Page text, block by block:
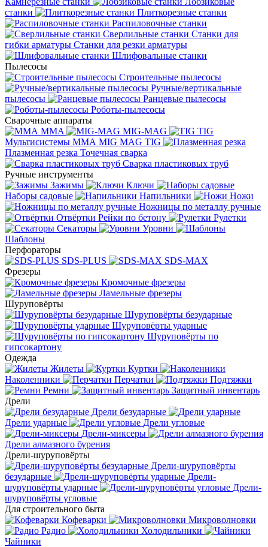
станки
Плиткорезные станки
Распиловочные станки
Сверлильные станки Станки для
гибки арматуры Станки для резки арматуры
Шлифовальные станки
Пылесосы
Строительные пылесосы
Ручные/вертикальные
пылесосы
Ранцевые пылесосы
Роботы-пылесосы
Сварочные аппараты
MMA
MIG-MAG
TIG
Мультисистемы ММА MIG MAG TIG
Плазменная резка Точечная сварка
Cварка пластиковых труб
Ручные инструменты
Зажимы
Ключи
Наборы садовые
Напильники
Ножи
Ножницы по металлу ручные
Отвёртки Рейки по бетону
Рулетки
Секаторы
Уровни
Шаблоны
Перфораторы
SDS-PLUS
SDS-MAX
Фрезеры
Кромочные фрезеры
Ламельные фрезеры
Шуруповёрты
Шуруповёрты безударные
Шуруповёрты ударные
Шуруповёрты по
гипсокартону
Одежда
Жилеты
Куртки
Наколенники
Перчатки
Подтяжки
Ремни
Защитный инвентарь
Дрели
Дрели безударные
Дрели ударные
Дрели угловые
Дрели-миксеры
Дрели алмазного бурения
Дрели-шуруповёрты
Дрели-шуруповёрты
безударные
Дрели-
шуруповёрты ударные
Дрели-
шуруповёрты угловые
Для строительного быта
Кофеварки
Микроволновки
Радио
Холодильники
Чайники